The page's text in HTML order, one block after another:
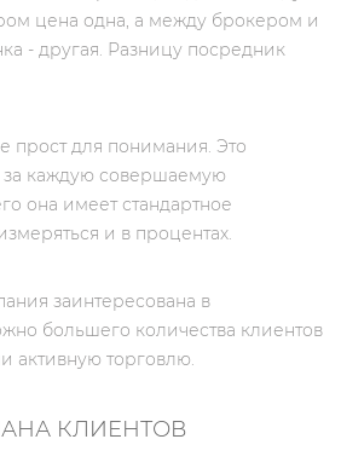
цена одна, а между брокером и
- другая. Разницу посредник
прост для понимания. Это
каждую совершаемую
она имеет стандартное
и в процентах.
заинтересована в
большего количества клиентов
активную торговлю.
КЛИЕНТОВ